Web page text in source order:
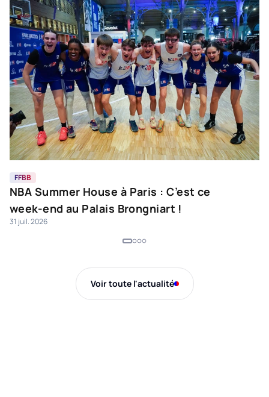
FFBB
NBA Summer House à Paris : C’est ce
week-end au Palais Brongniart !
31 juil. 2026
Voir toute l'actualité